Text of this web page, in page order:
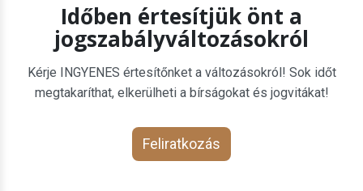
Időben értesítjük önt a
jogszabályváltozásokról
Kérje INGYENES értesítőnket a változásokról! Sok időt
megtakaríthat, elkerülheti a bírságokat és jogvitákat!
Feliratkozás